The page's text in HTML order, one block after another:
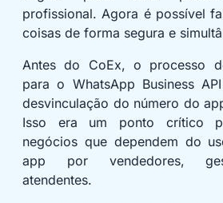
profissional. Agora é possível
coisas de forma segura e
Antes do CoEx, o processo
para o WhatsApp Business
desvinculação do número do
Isso era um ponto crítico
negócios que dependem do
app por vendedores,
atendentes.